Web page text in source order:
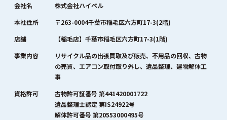
会社名
株式会社ハイペル
本社住所
〒263-0004千葉市稲毛区六方町17-3(2階)
店舗
【稲毛店】千葉市稲毛区六方町17-3(1階)
事業内容
リサイクル品の出張買取及び販売、不用品の回収、古物
の売買、エアコン取付取り外し、遺品整理、建物解体工
事
資格許可
古物許可証番号 第441420001722
遺品整理士認定 第IS24922号
解体許可番号 第20553000495号